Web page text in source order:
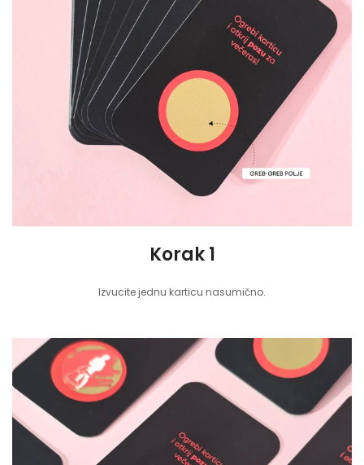
Korak 1
Izvucite jednu karticu nasumično.